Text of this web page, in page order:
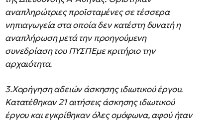
αναπληρώτριες προϊσταμένες σε τέσσερα
νηπιαγωγεία στα οποία δεν κατέστη δυνατή η
αναπλήρωση μετά την προηγούμενη
συνεδρίαση του ΠΥΣΠΕμε κριτήριο την
αρχαιότητα.
3.Χορήγηση αδειών άσκησης ιδιωτικού έργου.
Κατατέθηκαν 21 αιτήσεις άσκησης ιδιωτικού
έργου και εγκρίθηκαν όλες ομόφωνα, αφού ήταν